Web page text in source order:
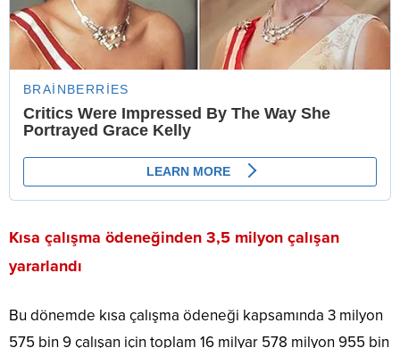
Kısa çalışma ödeneğinden 3,5 milyon çalışan
yararlandı
Bu dönemde kısa çalışma ödeneği kapsamında 3 milyon
575 bin 9 çalışan için toplam 16 milyar 578 milyon 955 bin